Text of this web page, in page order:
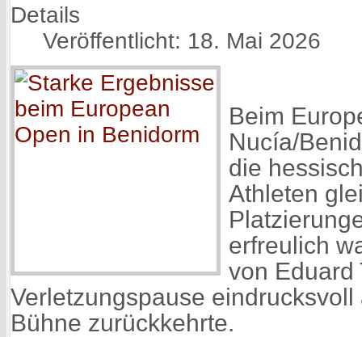
Details
Veröffentlicht: 18. Mai 2026
Beim
Nucía/
die
Athleten
erfreulich
von Eduard
Verletzungspause
Bühne zurückkehrte.